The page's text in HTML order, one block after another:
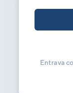
Entrava